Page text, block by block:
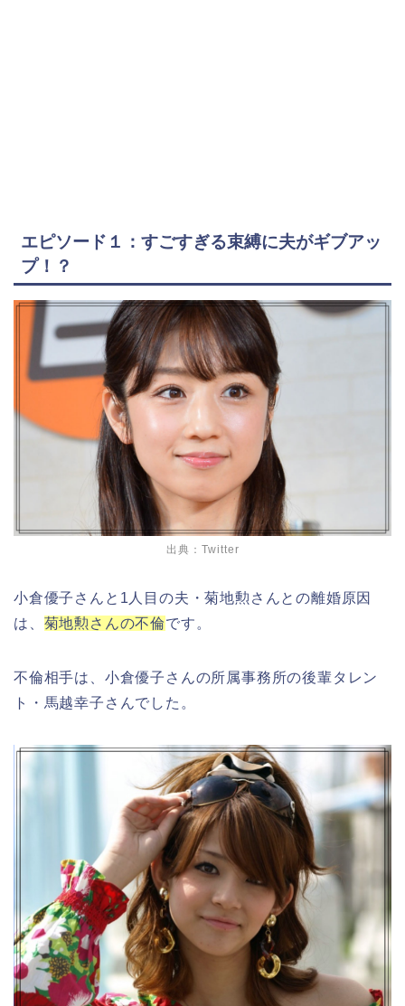
エピソード１：すごすぎる束縛に夫がギブアッ
プ！？
出典：Twitter
小倉優子さんと1 人目の夫・菊地勲さんとの離婚原因
は、 菊地勲さんの不倫です。
不倫相手は、小倉優子さんの所属事務所の後輩タレン
ト・馬越幸子さんでした。